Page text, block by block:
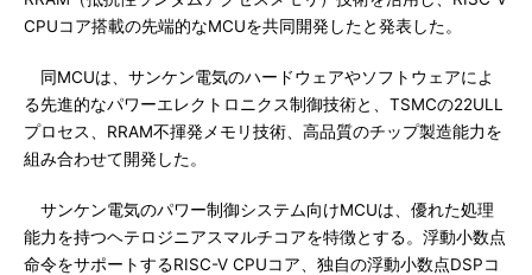
CPUコア搭載の先端的なMCUを共同開発したと発表した。
同MCUは、サンケン電気のハードウェアやソフトウェアによ
る先進的なパワーエレクトロニクス制御技術と、TSMCの22ULL
プロセス、RRAM不揮発メモリ技術、高品質のチップ製造能力を
組み合わせて開発した。
サンケン電気のパワー制御システム向けMCUは、優れた処理
能力を持つヘテロジニアスマルチコアを特徴とする。浮動小数点
命令をサポートするRISC-V CPUコア、独自の浮動小数点DSPコ